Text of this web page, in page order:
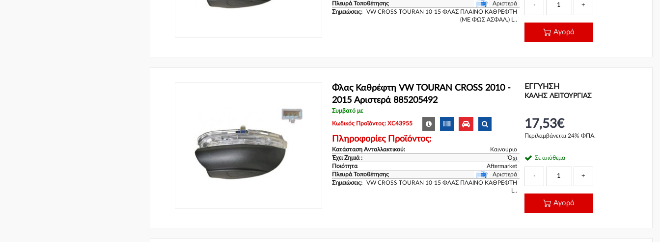
Πλευρά Τοποθέτησης
Αριστερά
Σημειώσεις:
VW CROSS TOURAN 10-15 ΦΛΑΣ ΠΛΑΙΝΟ ΚΑΘΡΕΦΤΗ
(ΜΕ ΦΩΣ ΑΣΦΑΛ.) L..
- +
Αγορά
Φλας Καθρέφτη VW TOURAN CROSS 2010 -
2015 Αριστερά 885205492
Συμβατό με
Κωδικός Προϊόντος: XC43955
Πληροφορίες Προϊόντος:
Κατάσταση Ανταλλακτικού:
Καινούριο
Έχει Ζημιά :
Όχι
Ποιότητα
Aftermarket
Πλευρά Τοποθέτησης
Αριστερά
Σημειώσεις:
VW CROSS TOURAN 10-15 ΦΛΑΣ ΠΛΑΙΝΟ ΚΑΘΡΕΦΤΗ
L..
ΕΓΓΎΗΣΗ
ΚΑΛΗΣ ΛΕΙΤΟΥΡΓΙΑΣ
17,53€
Περιλαμβάνεται 24% ΦΠΑ.
Σε απόθεμα
- +
Αγορά